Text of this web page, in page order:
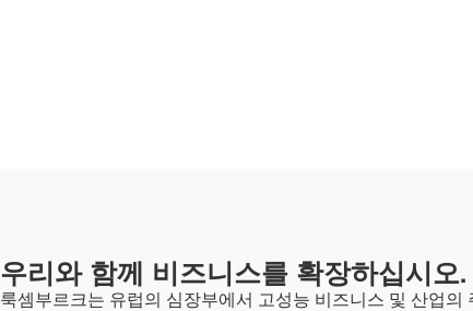
우리와 함께 비즈니스를 확장하십시오.
룩셈부르크는 유럽의 심장부에서 고성능 비즈니스 및 산업의